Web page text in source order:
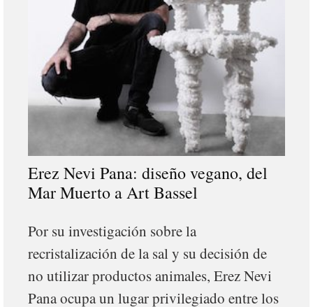
Erez Nevi Pana: diseño vegano, del
Mar Muerto a Art Bassel
Por su investigación sobre la
recristalización de la sal y su decisión de
no utilizar productos animales, Erez Nevi
Pana ocupa un lugar privilegiado entre los